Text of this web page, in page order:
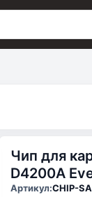
Чип для
D4200A
Артикул:CHIP-